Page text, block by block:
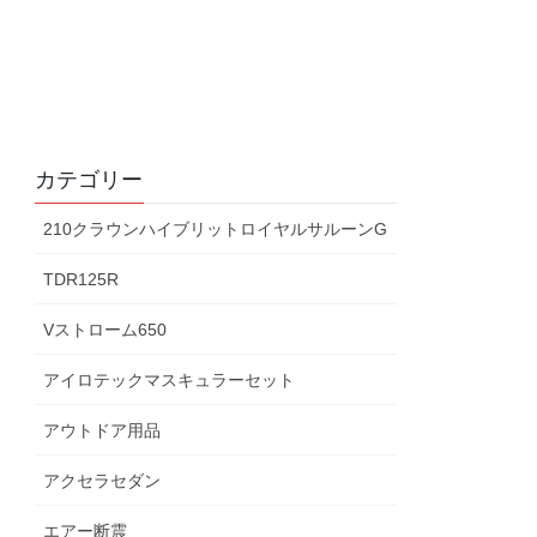
カテゴリー
210クラウンハイブリットロイヤルサルーンG
TDR125R
Vストローム650
アイロテックマスキュラーセット
アウトドア用品
アクセラセダン
エアー断震